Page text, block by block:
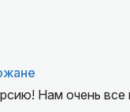
мы увидели
представление об
понятно и
что мы
Нам очень все